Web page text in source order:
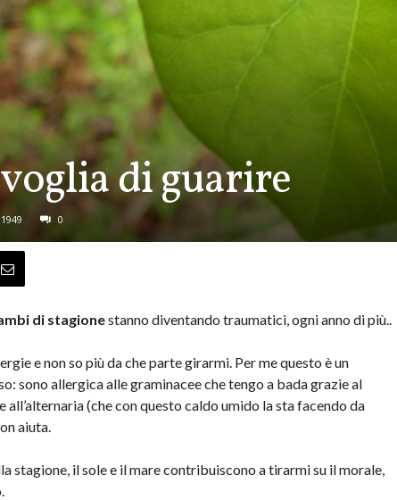
di guarire
1949 0
di stagionestanno diventando traumatici, ogni anno di più..
e non so più da che parte girarmi. Per me questo è un
sono allergica alle graminacee che tengo a bada grazie al
all’alternaria (che con questo caldo umido la sta facendo da
aiuta.
stagione, il sole e il mare contribuiscono a tirarmi su il morale,